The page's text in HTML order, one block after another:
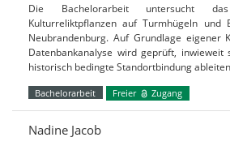
Die Bachelorarbeit untersucht
Kulturreliktpflanzen auf Turmhügeln und
Neubrandenburg. Auf Grundlage eigener
Datenbankanalyse wird geprüft, inwieweit
historisch bedingte Standortbindung
Bachelorarbeit Freier Zugang
Nadine Jacob